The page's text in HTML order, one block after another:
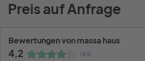
Preis auf Anfrage
Bewertungen von massa haus
4,2 (83)